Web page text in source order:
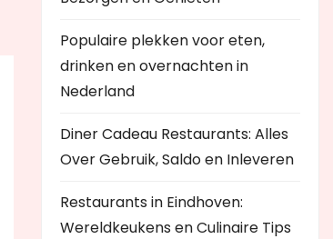
Populaire plekken voor eten,
drinken en overnachten in
Nederland
Diner Cadeau Restaurants: Alles
Over Gebruik, Saldo en Inleveren
Restaurants in Eindhoven:
Wereldkeukens en Culinaire Tips